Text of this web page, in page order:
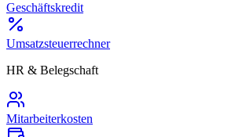
Geschäftskredit
Umsatzsteuerrechner
HR & Belegschaft
Mitarbeiterkosten